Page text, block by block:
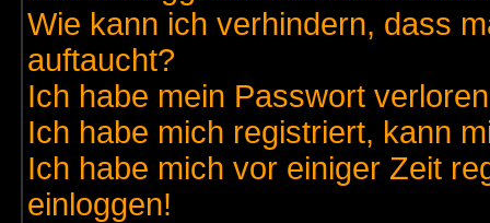
Wie kann ich verhindern, dass
auftaucht?
Ich habe mein Passwort
Ich habe mich registriert, kann
Ich habe mich vor einiger Zeit
einloggen!